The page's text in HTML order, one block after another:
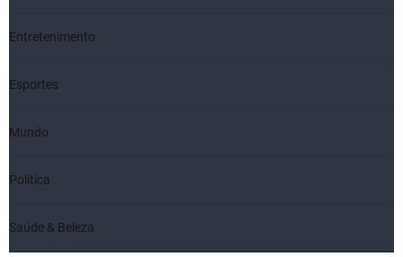
Entretenimento
Esportes
Mundo
Política
Saúde & Beleza